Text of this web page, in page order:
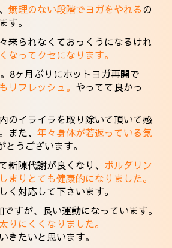
無理のない段階でヨガをやれるの
す。
来られなくておっくうになるけれ
なってクセになります。
8ヶ月ぶりにホットヨガ再開で
リフレッシュ。 やってて良かっ
のイライラを取り除いて頂いて感
また、年々身体が若返っている気
とうございます。
新陳代謝が良くなり、 ボルダリン
まりとても健康的になりました。
く対応して下さいます。
すが、良い運動になっています。
りにくくなりました。
きたいと思います。